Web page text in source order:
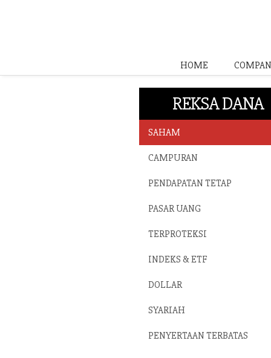
HOME
REKSA DANA
SAHAM
CAMPURAN
PENDAPATAN TETAP
PASAR UANG
TERPROTEKSI
INDEKS & ETF
DOLLAR
SYARIAH
PENYERTAAN TERBATAS